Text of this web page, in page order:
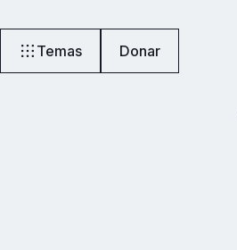
Temas Donar